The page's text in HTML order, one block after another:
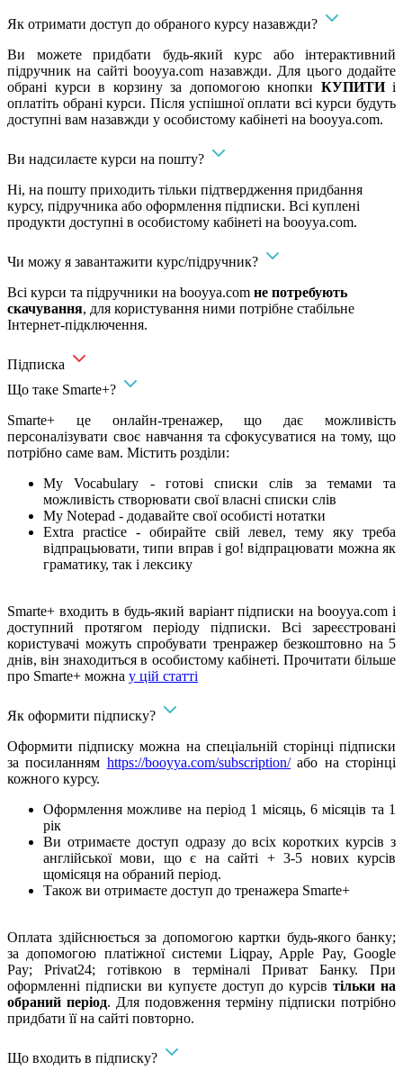
Як отримати доступ до обраного курсу назавжди?
Ви можете придбати будь-який курс або інтерактивний
підручник на сайті booyya.com назавжди. Для цього додайте
обрані курси в корзину за допомогою кнопки КУПИТИі
оплатіть обрані курси. Після успішної оплати всі курси будуть
доступні вам назавжди у особистому кабінеті на booyya.com.
Ви надсилаєте курси на пошту?
Ні, на пошту приходить тільки підтвердження придбання
курсу, підручника або оформлення підписки. Всі куплені
продукти доступні в особистому кабінеті на booyya.com.
Чи можу я завантажити курс/підручник?
Всі курси та підручники на booyya.com не потребують
скачування, для користування ними потрібне стабільне
Інтернет-підключення.
Підписка
Що таке Smarte+?
Smarte+ це онлайн-тренажер, що дає можливість
персоналізувати своє навчання та сфокусуватися на тому, що
потрібно саме вам. Містить розділи:
My Vocabulary - готові списки слів за темами та
можливість створювати свої власні списки слів
My Notepad - додавайте свої особисті нотатки
Extra practice - обирайте свій левел, тему яку треба
відпрацьювати, типи вправ і go! відпрацювати можна як
граматику, так і лексику
Smarte+ входить в будь-який варіант підписки на booyya.com і
доступний протягом періоду підписки. Всі зареєстровані
користувачі можуть спробувати тренражер безкоштовно на 5
днів, він знаходиться в особистому кабінеті. Прочитати більше
про Smarte+ можна у цій статті
Як оформити підписку?
Оформити підписку можна на спеціальній сторінці підписки
за посиланням https://booyya.com/subscription/або на сторінці
кожного курсу.
Оформлення можливе на період 1 місяць, 6 місяців та 1
рік
Ви отримаєте доступ одразу до всіх коротких курсів з
англійської мови, що є на сайті + 3-5 нових курсів
щомісяця на обраний період.
Також ви отримаєте доступ до тренажера Smarte+
​Оплата здійснюється за допомогою картки будь-якого банку;
за допомогою платіжної системи Liqpay, Apple Pay, Google
Pay; Privat24; готівкою в терміналі Приват Банку. При
оформленні підписки ви купуєте доступ до курсівтільки на
обраний період. Для подовження терміну підписки потрібно
придбати її на сайті повторно.
Що входить в підписку?